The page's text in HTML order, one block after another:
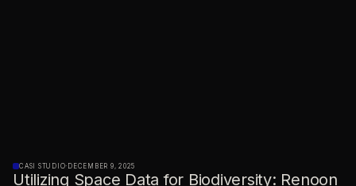
CASI STUDIO· DECEMBER 9, 2025
Utilizing Space Data for Biodiversity: Renoon